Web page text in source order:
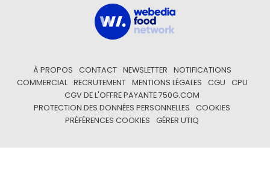
À PROPOS CONTACT NEWSLETTER
NOTIFICATIONS
COMMERCIAL
RECRUTEMENT MENTIONS LÉGALES CGU
CPU
CGV DE L'OFFRE PAYANTE 750G.COM
PROTECTION DES DONNÉES PERSONNELLES
COOKIES
PRÉFÉRENCES COOKIES
GÉRER UTIQ